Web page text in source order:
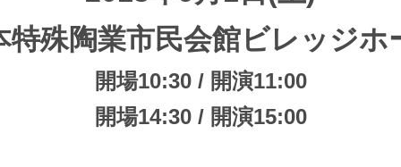
特殊陶業市民会館ビレッジホ
開場10:30 / 開演11:00
開場14:30 / 開演15:00